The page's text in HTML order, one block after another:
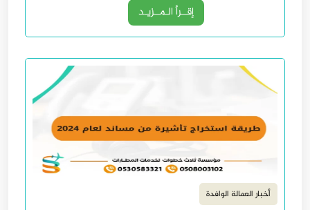
إقــرأ الـمــزيـد
أخبار العمالة الوافدة